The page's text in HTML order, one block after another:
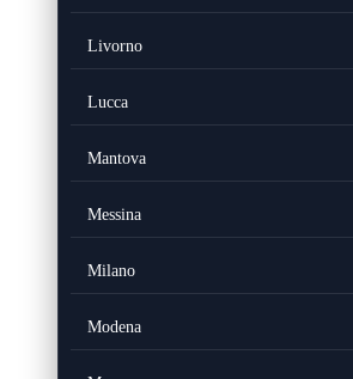
Livorno
Lucca
Mantova
Messina
Milano
Modena